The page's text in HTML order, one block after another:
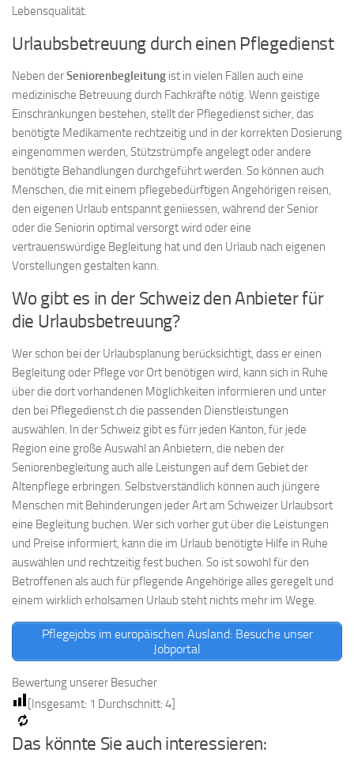
Lebensqualität.
Urlaubsbetreuung durch einen Pflegedienst
Neben derSeniorenbegleitung ist in vielen Fällen auch eine
medizinische Betreuung durch Fachkräfte nötig. Wenn geistige
Einschränkungen bestehen, stellt der Pflegedienst sicher, das
benötigte Medikamente rechtzeitig und in der korrekten Dosierung
eingenommen werden, Stützstrümpfe angelegt oder andere
benötigte Behandlungen durchgeführt werden. So können auch
Menschen, die mit einem pflegebedürftigen Angehörigen reisen,
den eigenen Urlaub entspannt geniiessen, während der Senior
oder die Seniorin optimal versorgt wird oder eine
vertrauenswürdige Begleitung hat und den Urlaub nach eigenen
Vorstellungen gestalten kann.
Wo gibt es in der Schweiz den Anbieter für
die Urlaubsbetreuung?
Wer schon bei der Urlaubsplanung berücksichtigt, dass er einen
Begleitung oder Pflege vor Ort benötigen wird, kann sich in Ruhe
über die dort vorhandenen Möglichkeiten informieren und unter
den bei Pflegedienst.ch die passenden Dienstleistungen
auswählen. In der Schweiz gibt es fürr jeden Kanton, für jede
Region eine große Auswahl an Anbietern, die neben der
Seniorenbegleitung auch alle Leistungen auf dem Gebiet der
Altenpflege erbringen. Selbstverständlich können auch jüngere
Menschen mit Behinderungen jeder Art am Schweizer Urlaubsort
eine Begleitung buchen. Wer sich vorher gut über die Leistungen
und Preise informiert, kann die im Urlaub benötigte Hilfe in Ruhe
auswählen und rechtzeitig fest buchen. So ist sowohl für den
Betroffenen als auch für pflegende Angehörige alles geregelt und
einem wirklich erholsamen Urlaub steht nichts mehr im Wege.
Pflegejobs im europäischen Ausland: Besuche unser
Jobportal
Bewertung unserer Besucher
[Insgesamt: 1 Durchschnitt: 4]
Das könnte Sie auch interessieren: